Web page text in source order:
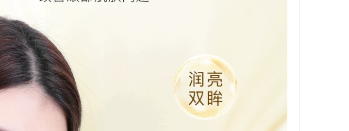
Mặt nạ oligopeptide
ẩm Tiêm vắc-việt
mụn trứng cá Thu
nhỏ lỗ chân lông
Làm sáng da Sửa
chữa màu sắc mặt
nạ cho mắt thâm
quầng
370,000
Antelope Baique là
đấu thầu để giữ ẩm
cho bản chất của
thuốc nhũ tương